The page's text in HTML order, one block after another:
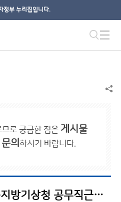
정부 누리집입니다.
로 궁금한 점은 게시물
의 하시기 바랍니다.
2025년 제1회 대구지방기상청 공무직근로자(조리원) 채용 최종 합격자 발표일 재공고